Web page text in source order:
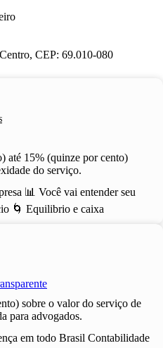
CEP: 69.010-080
até 15% (quinze por cento)
do serviço.
📊 Você vai entender seu
🌀 Equilibrio e caixa
sobre o valor do serviço de
para advogados.
em todo Brasil Contabilidade